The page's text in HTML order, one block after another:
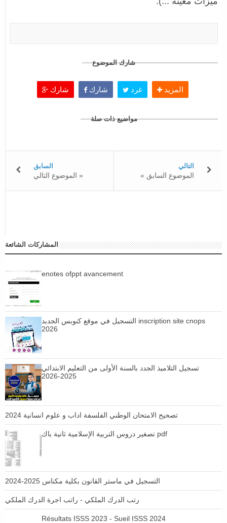
شارك الموضوع
شارك شارك غرد المزيد
مواضيع ذات صلة
التالي
« الموضوع السابق
السابق
الموضوع التالي »
المشاركات الشائعة
enotes ofppt avancement
التسجيل في موقع كنوبس الجديد inscription site cnops
2026
تسجيل التلاميذ الجدد بالسنة الأولى من التعليم الابتدائي
2025-2026
تصحيح الامتحان الوطني الفلسفة اداب و علوم انسانية 2024
تصغير دروس التربية الإسلامية ثانية باك pdf
التسجيل في ماستر القانون بكلية مكناس 2025-2024
رتب الدرك الملكي - راتب اجرة الدرك الملكي
Résultats ISSS 2023 - Sueil ISSS 2024